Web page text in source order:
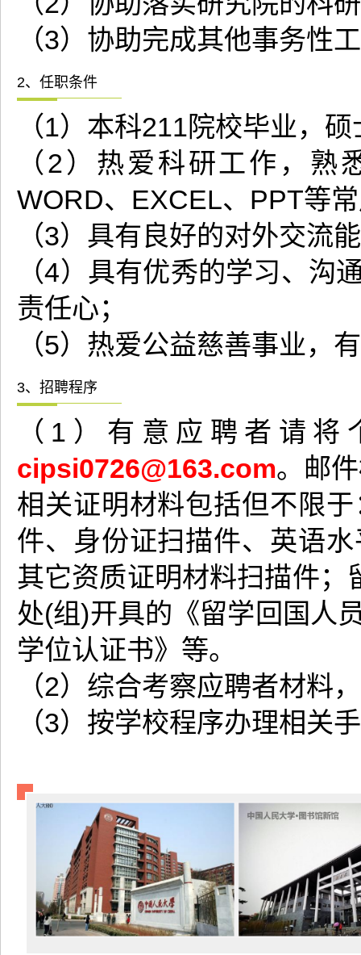
（3）协助完成其他事务性
2、任职条件
（1）本科211院校毕业，
（2）热爱科研工作，
WORD、EXCEL、PPT等
（3）具有良好的对外交流
（4）具有优秀的学习、沟
责任心；
（5）热爱公益慈善事业，
3、招聘程序
（1）有意应聘者请
cipsi0726@163.com。邮
相关证明材料包括但不限
件、身份证扫描件、英语
其它资质证明材料扫描件
处(组)开具的《留学回国人
学位认证书》等。
（2）综合考察应聘者材料
（3）按学校程序办理相关